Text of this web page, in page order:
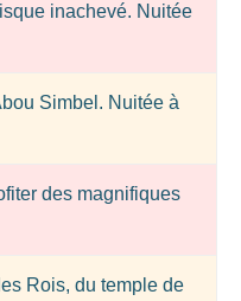
inachevé. Nuitée
Simbel. Nuitée à
des magnifiques
Rois, du temple de